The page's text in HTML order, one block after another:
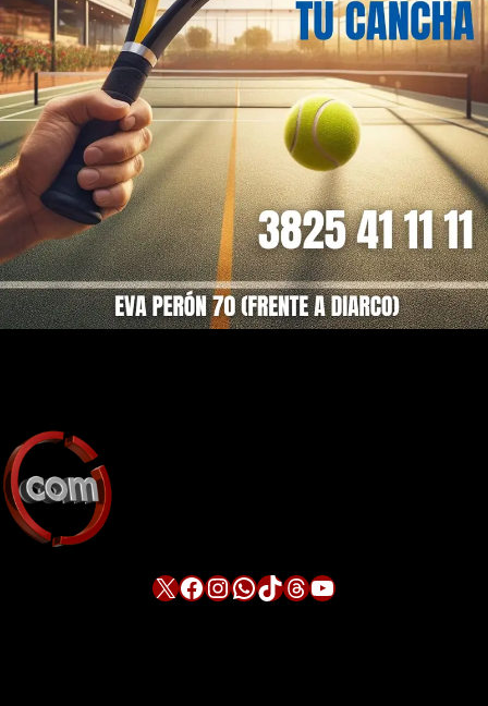
X Facebook InstagramWhatsApp TikTok Threads YouTube